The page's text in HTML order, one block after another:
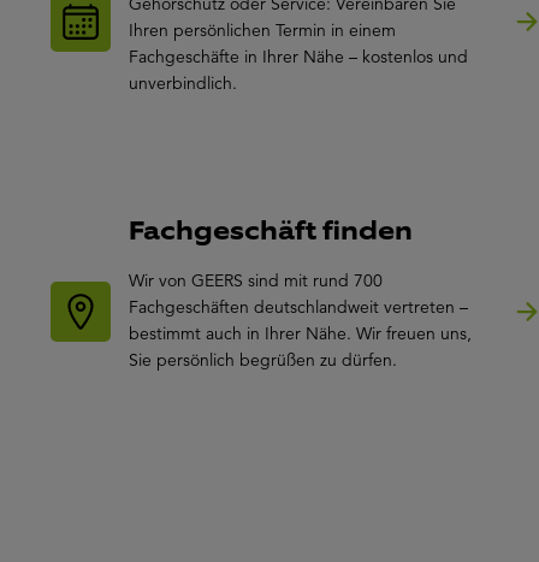
Ihren persönlichen Termin in einem
Fachgeschäfte in Ihrer Nähe – kostenlos und
unverbindlich.
Fachgeschäft finden
Wir von GEERS sind mit rund 700
Fachgeschäften deutschlandweit vertreten –
bestimmt auch in Ihrer Nähe. Wir freuen uns,
Sie persönlich begrüßen zu dürfen.